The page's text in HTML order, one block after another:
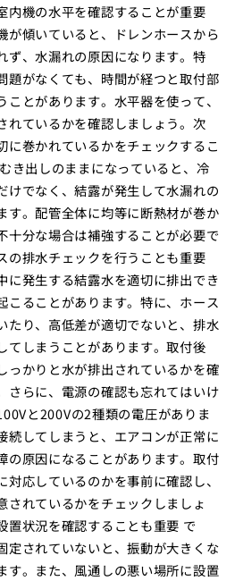
内機の水平を確認することが重要
が傾いていると、ドレンホースから
ず、水漏れの原因になります。特
題がなくても、時間が経つと取付部
とがあります。水平器を使って、
れているかを確認しましょう。次
に巻かれているかをチェックするこ
き出しのままになっていると、冷
けでなく、結露が発生して水漏れの
す。配管全体に均等に断熱材が巻か
十分な場合は補強することが必要で
の排水チェックを行うことも重要
に発生する結露水を適切に排出でき
こることがあります。特に、ホース
たり、高低差が適切でないと、排水
てしまうことがあります。取付後
っかりと水が排出されているかを確
さらに、電源の確認も忘れてはいけ
と200Vの2種類の電圧がありま
続してしまうと、エアコンが正常に
の原因になることがあります。取付
応しているのかを事前に確認し、
されているかをチェックしましょ
置状況を確認することも重要 で
定されていないと、振動が大きくな
す。また、風通しの悪い場所に設置